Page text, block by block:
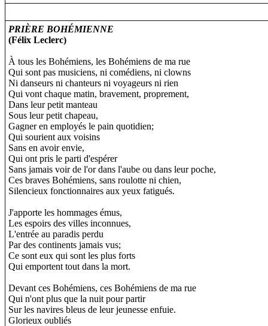
PRIÈRE BOHÉMIENNE
(Félix Leclerc)
À tous les Bohémiens, les Bohémiens de ma rue
Qui sont pas musiciens, ni comédiens, ni clowns
Ni danseurs ni chanteurs ni voyageurs ni rien
Qui vont chaque matin, bravement, proprement,
Dans leur petit manteau
Sous leur petit chapeau,
Gagner en employés le pain quotidien;
Qui sourient aux voisins
Sans en avoir envie,
Qui ont pris le parti d'espérer
Sans jamais voir de l'or dans l'aube ou dans leur poche,
Ces braves Bohémiens, sans roulotte ni chien,
Silencieux fonctionnaires aux yeux fatigués.
J'apporte les hommages émus,
Les espoirs des villes inconnues,
L'entrée au paradis perdu
Par des continents jamais vus;
Ce sont eux qui sont les plus forts
Qui emportent tout dans la mort.
Devant ces Bohémiens, ces Bohémiens de ma rue
Qui n'ont plus que la nuit pour partir
Sur les navires bleus de leur jeunesse enfuie.
Glorieux oubliés